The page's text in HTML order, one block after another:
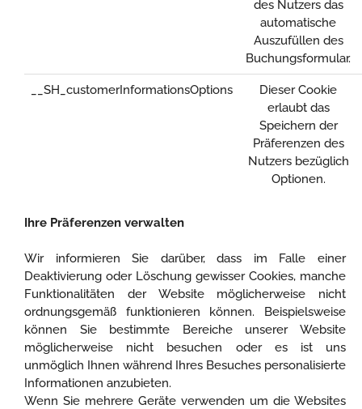
des Nutzers das
automatische
Auszufüllen des
Buchungsformular.
__SH_customerInformationsOptions
Dieser Cookie
erlaubt das
Speichern der
Präferenzen des
Nutzers bezüglich
Optionen.
Ihre Präferenzen verwalten
Wir informieren Sie darüber, dass im Falle einer
Deaktivierung oder Löschung gewisser Cookies, manche
Funktionalitäten der Website möglicherweise nicht
ordnungsgemäß funktionieren können. Beispielsweise
können Sie bestimmte Bereiche unserer Website
möglicherweise nicht besuchen oder es ist uns
unmöglich Ihnen während Ihres Besuches personalisierte
Informationen anzubieten.
Wenn Sie mehrere Geräte verwenden um die Websites